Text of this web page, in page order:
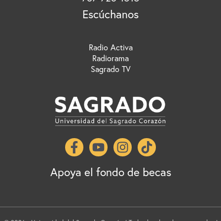
Escúchanos
Radio Activa
Radiorama
Sagrado TV
Apoya el fondo de becas